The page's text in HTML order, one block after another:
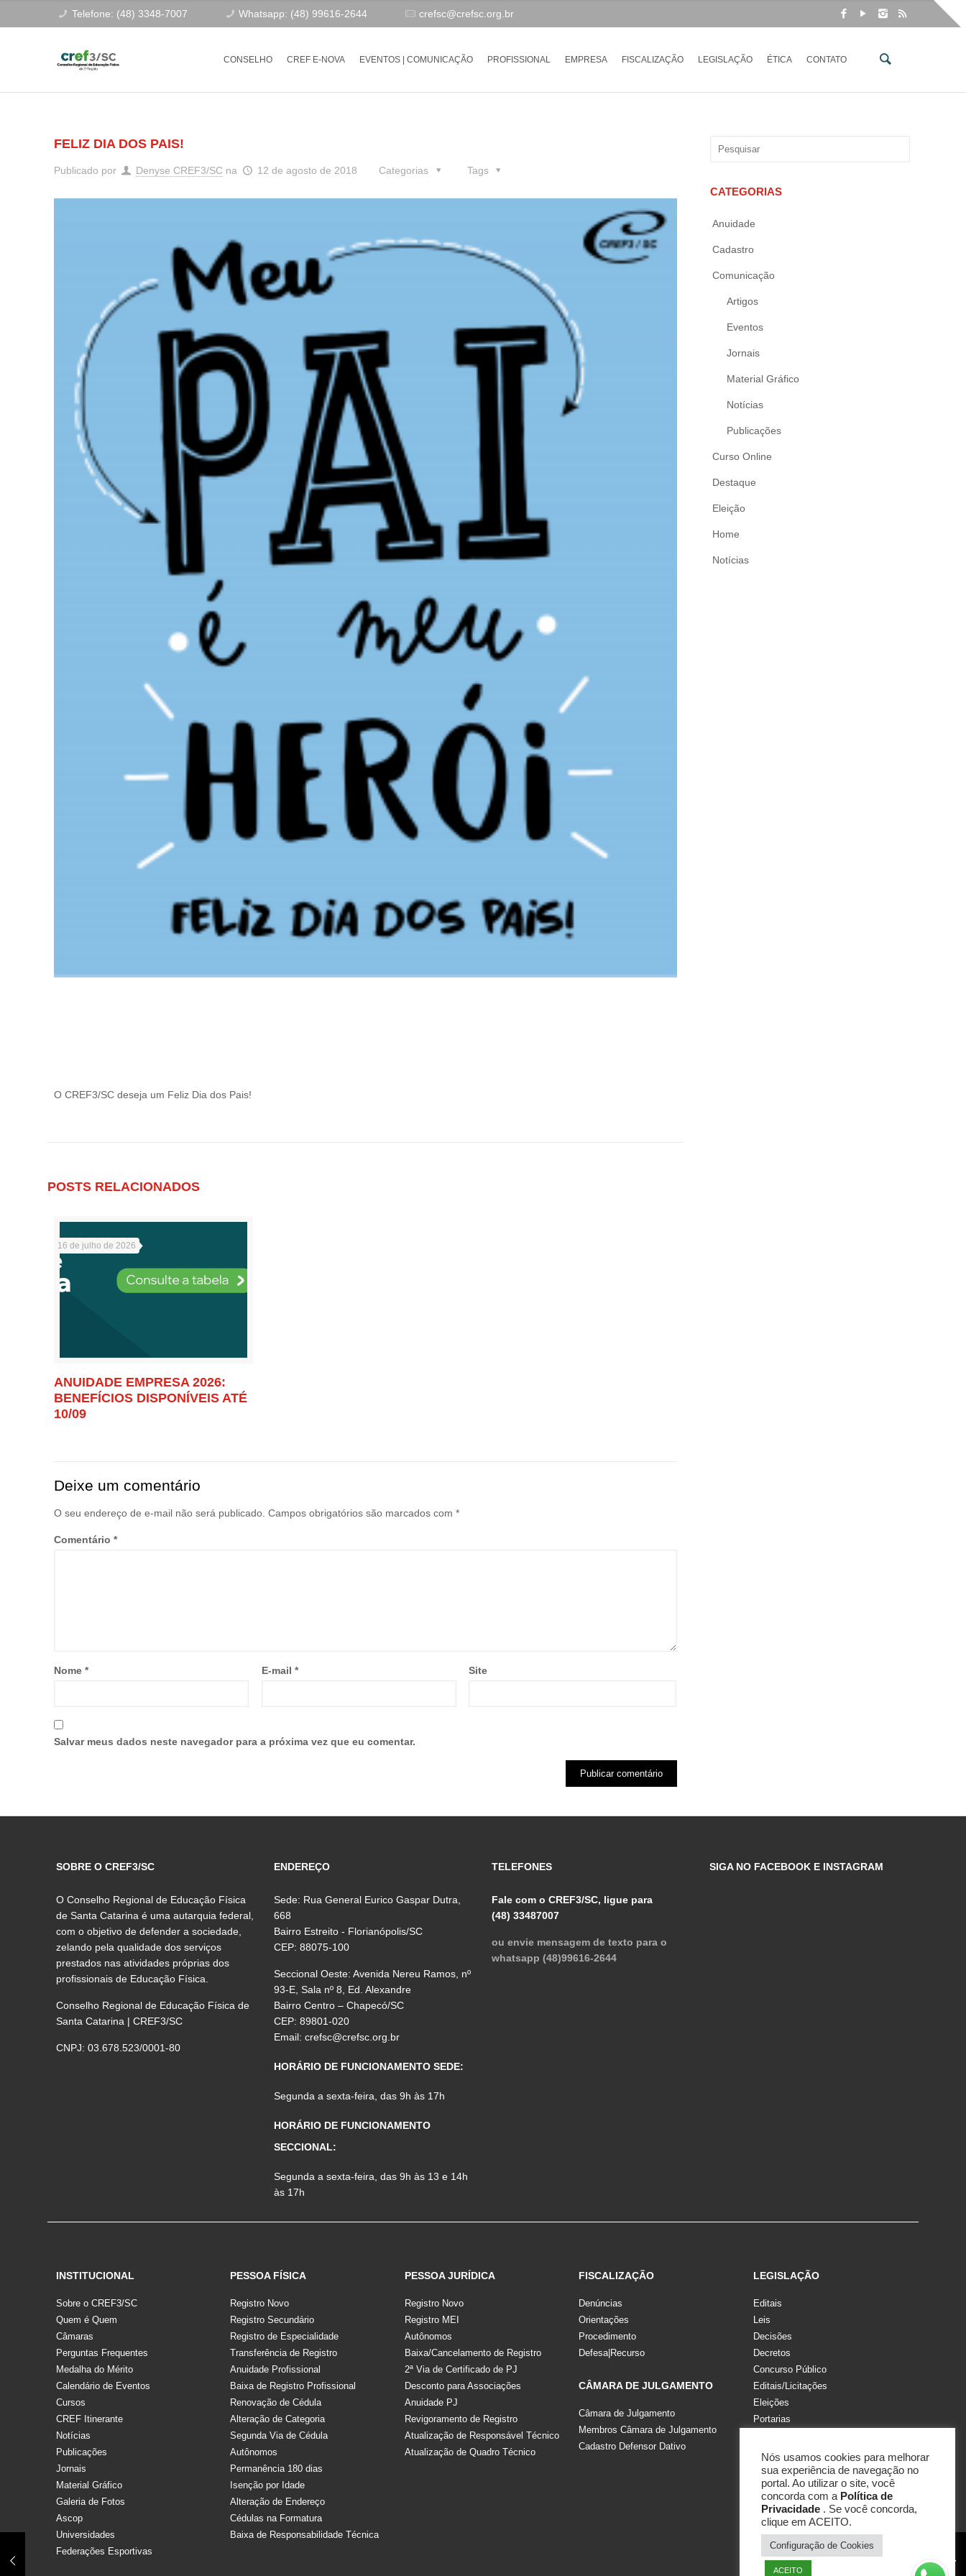
Telefone: (48) 3348-7007 Whatsapp: (48) 99616-2644 crefsc@crefsc.org.br
CONSELHO CREF E-NOVA EVENTOS | COMUNICAÇÃO PROFISSIONAL EMPRESA FISCALIZAÇÃO LEGISLAÇÃO ÉTICA CONTATO
FELIZ DIA DOS PAIS!
Publicado por Denyse CREF3/SC na 12 de agosto de 2018 Categorias Tags
O CREF3/SC deseja um Feliz Dia dos Pais!
POSTS RELACIONADOS
16 de julho de 2026
ANUIDADE EMPRESA 2026:
BENEFÍCIOS DISPONÍVEIS ATÉ
10/09
Deixe um comentário
O seu endereço de e-mail não será publicado. Campos obrigatórios são marcados com *
Comentário *
Nome * E-mail * Site
Salvar meus dados neste navegador para a próxima vez que eu comentar.
CATEGORIAS
Anuidade
Cadastro
Comunicação
Artigos
Eventos
Jornais
Material Gráfico
Notícias
Publicações
Curso Online
Destaque
Eleição
Home
Notícias
SOBRE O CREF3/SC
O Conselho Regional de Educação Física
de Santa Catarina é uma autarquia federal,
com o objetivo de defender a sociedade,
zelando pela qualidade dos serviços
prestados nas atividades próprias dos
profissionais de Educação Física.
Conselho Regional de Educação Física de
Santa Catarina | CREF3/SC
CNPJ: 03.678.523/0001-80
ENDEREÇO
Sede: Rua General Eurico Gaspar Dutra,
668
Bairro Estreito - Florianópolis/SC
CEP: 88075-100
Seccional Oeste: Avenida Nereu Ramos, nº
93-E, Sala nº 8, Ed. Alexandre
Bairro Centro – Chapecó/SC
CEP: 89801-020
Email:crefsc@crefsc.org.br
HORÁRIO DE FUNCIONAMENTO SEDE:
Segunda a sexta-feira, das 9h às 17h
HORÁRIO DE FUNCIONAMENTO
SECCIONAL:
Segunda a sexta-feira, das 9h às 13 e 14h
às 17h
TELEFONES
Fale com o CREF3/SC, ligue para
(48) 33487007
ou envie mensagem de texto para o
whatsapp (48)99616-2644
SIGA NO FACEBOOK E INSTAGRAM
INSTITUCIONAL
Sobre o CREF3/SC
Quem é Quem
Câmaras
Perguntas Frequentes
Medalha do Mérito
Calendário de Eventos
Cursos
CREF Itinerante
Notícias
Publicações
Jornais
Material Gráfico
Galeria de Fotos
Ascop
Universidades
Federações Esportivas
PESSOA FÍSICA
Registro Novo
Registro Secundário
Registro de Especialidade
Transferência de Registro
Anuidade Profissional
Baixa de Registro Profissional
Renovação de Cédula
Alteração de Categoria
Segunda Via de Cédula
Autônomos
Permanência 180 dias
Isenção por Idade
Alteração de Endereço
Cédulas na Formatura
Baixa de Responsabilidade Técnica
PESSOA JURÍDICA
Registro Novo
Registro MEI
Autônomos
Baixa/Cancelamento de Registro
2ª Via de Certificado de PJ
Desconto para Associações
Anuidade PJ
Revigoramento de Registro
Atualização de Responsável Técnico
Atualização de Quadro Técnico
FISCALIZAÇÃO
Denúncias
Orientações
Procedimento
Defesa|Recurso
CÂMARA DE JULGAMENTO
Câmara de Julgamento
Membros Câmara de Julgamento
Cadastro Defensor Dativo
LEGISLAÇÃO
Editais
Leis
Decisões
Decretos
Concurso Público
Editais/Licitações
Eleições
Portarias
Resoluções
Nós usamos cookies para melhorar
sua experiência de navegação no
portal. Ao utilizar o site, você
concorda com a Política de
Privacidade . Se você concorda,
clique em ACEITO.
Configuração de Cookies
ACEITO